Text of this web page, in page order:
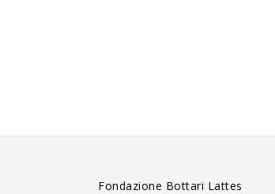
Fondazione Bottari Lattes